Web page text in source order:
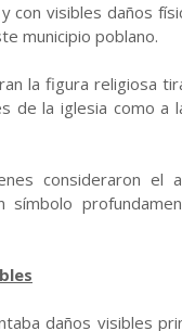
con visibles daños
municipio poblano.
la figura religiosa
de la iglesia como a
consideraron el
daños visibles